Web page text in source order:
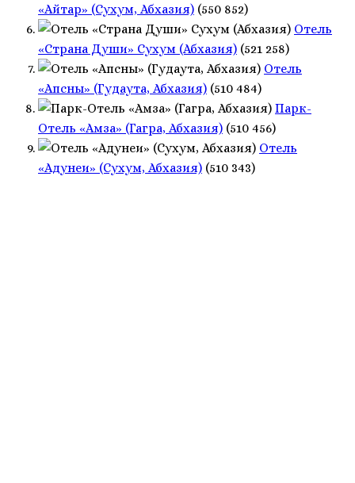
«Айтар» (Сухум, Абхазия) (550 852)
Отель
«Страна Души» Сухум (Абхазия) (521 258)
Отель
«Апсны» (Гудаута, Абхазия) (510 484)
Парк-
Отель «Амза» (Гагра, Абхазия) (510 456)
Отель
«Адунеи» (Сухум, Абхазия) (510 343)